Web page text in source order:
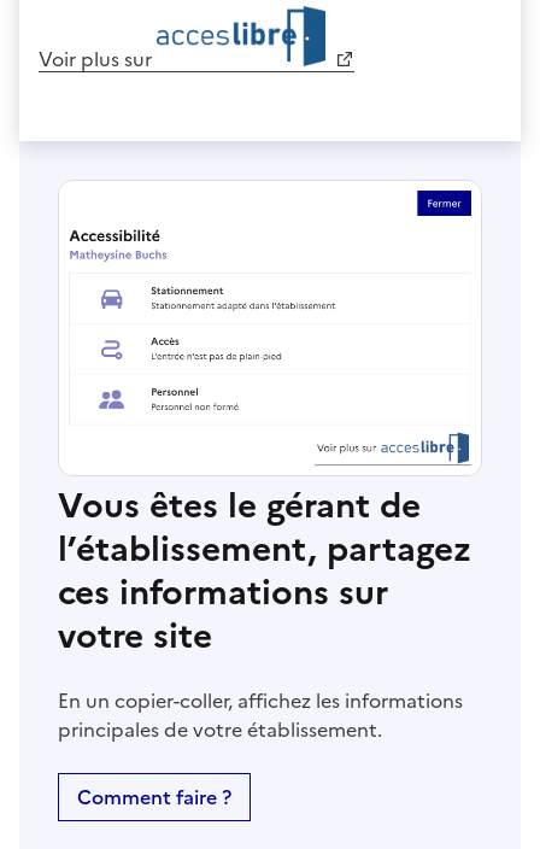
Voir plus sur
Vous êtes le gérant de
l’établissement, partagez
ces informations sur
votre site
En un copier-coller, affichez les informations
principales de votre établissement.
Comment faire ?